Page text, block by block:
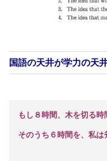
国語の天井が学力の天
もし８時間、木を切る時
そのうち６時間を、私は